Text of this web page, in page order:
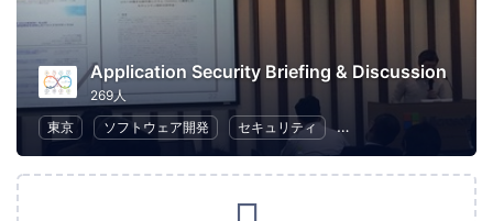
Application Security Briefing & Discussion
269人
東京
ソフトウェア開発 セキュリティ プログラミング